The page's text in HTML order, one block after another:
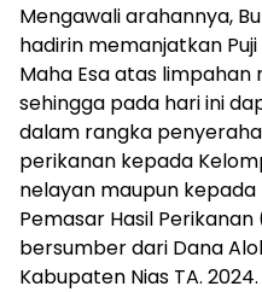
Mengawali arahannya,
hadirin memanjatkan
Maha Esa atas
sehingga pada hari ini
dalam rangka
perikanan kepada
nelayan maupun
Pemasar Hasil
bersumber dari Dana
Kabupaten Nias TA. 2024.